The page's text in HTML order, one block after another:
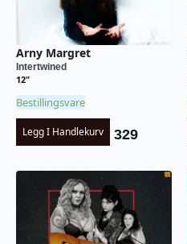
Arny Margret
Intertwined
12"
Bestillingsvare
Legg I Handlekurv 329